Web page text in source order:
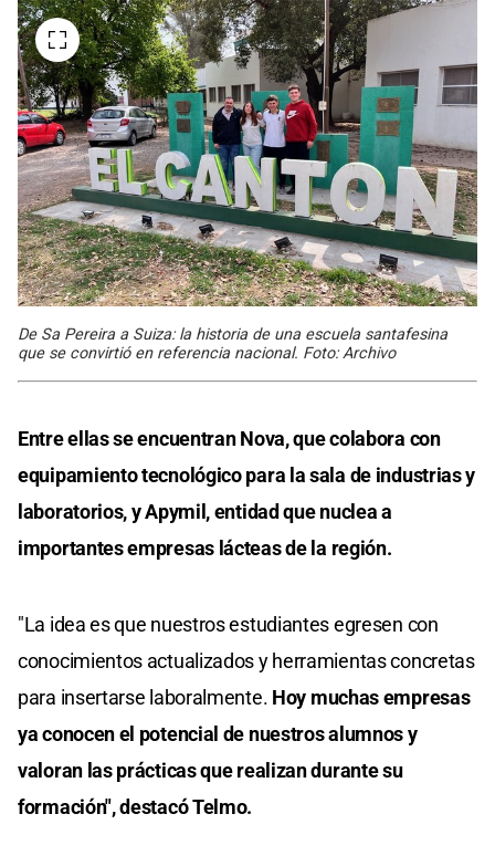
De Sa Pereira a Suiza: la historia de una escuela santafesina
que se convirtió en referencia nacional. Foto: Archivo
Entre ellas se encuentran Nova, que colabora con
equipamiento tecnológico para la sala de industrias y
laboratorios, y Apymil, entidad que nuclea a
importantes empresas lácteas de la región.
"La idea es que nuestros estudiantes egresen con
conocimientos actualizados y herramientas concretas
para insertarse laboralmente. Hoy muchas empresas
ya conocen el potencial de nuestros alumnos y
valoran las prácticas que realizan durante su
formación", destacó Telmo.